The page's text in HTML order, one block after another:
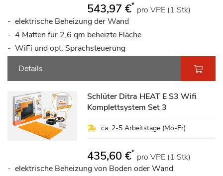
543,97 €* pro VPE (1 Stk)
elektrische Beheizung der Wand
4 Matten für 2,6 qm beheizte Fläche
WiFi und opt. Sprachsteuerung
Details
Schlüter Ditra HEAT E S3 Wifi
Komplettsystem Set 3
ca. 2-5 Arbeitstage (Mo-Fr)
435,60 €* pro VPE (1 Stk)
elektrische Beheizung von Boden oder Wand